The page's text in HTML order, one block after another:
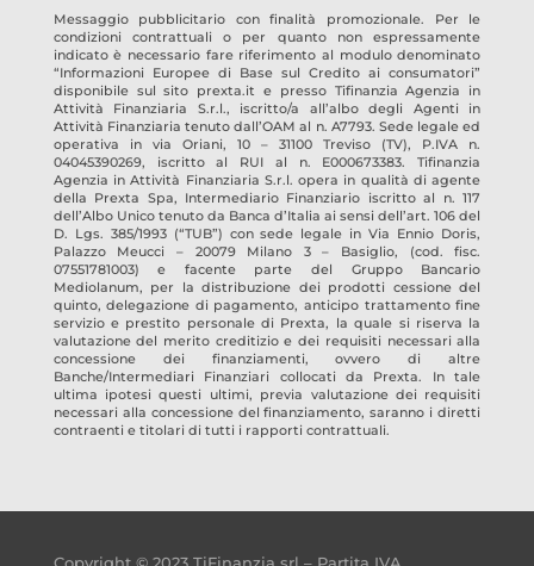
Messaggio pubblicitario con finalità promozionale. Per le
condizioni contrattuali o per quanto non espressamente
indicato è necessario fare riferimento al modulo denominato
“Informazioni Europee di Base sul Credito ai consumatori”
disponibile sul sito prexta.it e presso Tifinanzia Agenzia in
Attività Finanziaria S.r.l., iscritto/a all’albo degli Agenti in
Attività Finanziaria tenuto dall’OAM al n. A7793. Sede legale ed
operativa in via Oriani, 10 – 31100 Treviso (TV), P.IVA n.
04045390269, iscritto al RUI al n. E000673383.Tifinanzia
Agenzia in Attività Finanziaria S.r.l. opera in qualità di agente
della Prexta Spa, Intermediario Finanziario iscritto al n. 117
dell’Albo Unico tenuto da Banca d’Italia ai sensi dell’art. 106 del
D. Lgs. 385/1993 (“TUB”) con sede legale in Via Ennio Doris,
Palazzo Meucci – 20079 Milano 3 – Basiglio, (cod. fisc.
07551781003) e facente parte del Gruppo Bancario
Mediolanum, per la distribuzione dei prodotti cessione del
quinto, delegazione di pagamento, anticipo trattamento fine
servizio e prestito personale di Prexta, la quale si riserva la
valutazione del merito creditizio e dei requisiti necessari alla
concessione dei finanziamenti, ovvero di altre
Banche/Intermediari Finanziari collocati da Prexta. In tale
ultima ipotesi questi ultimi, previa valutazione dei requisiti
necessari alla concessione del finanziamento, saranno i diretti
contraenti e titolari di tutti i rapporti contrattuali.
Copyright © 2023 TiFinanzia srl – Partita IVA